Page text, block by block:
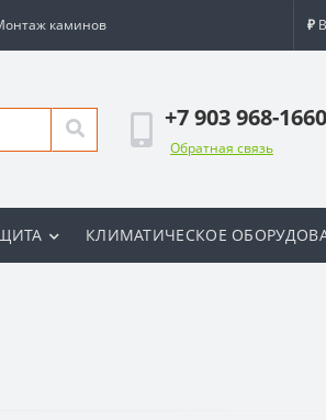
каминов ₽
+7 903 968-1660
Обратная связь
КЛИМАТИЧЕСКОЕ